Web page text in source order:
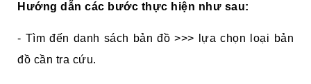
Hướng dẫn các bước thực hiện như sau:
- Tìm đến danh sách bản đồ >>> lựa chọn loại bản
đồ cần tra cứu.